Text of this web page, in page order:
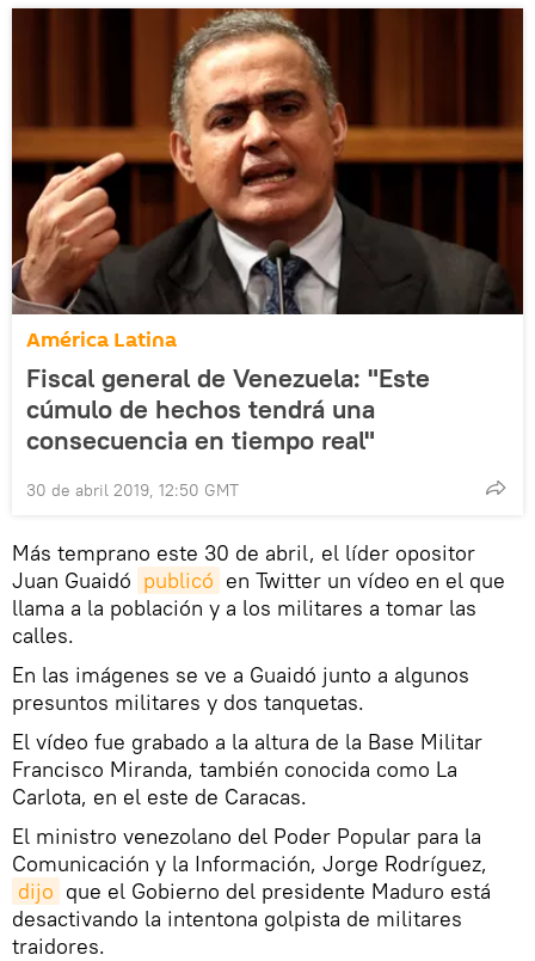
América Latina
Fiscal general de Venezuela: "Este
cúmulo de hechos tendrá una
consecuencia en tiempo real"
30 de abril 2019, 12:50 GMT
Más temprano este 30 de abril, el líder opositor
Juan Guaidó publicó en Twitter un vídeo en el que
llama a la población y a los militares a tomar las
calles.
En las imágenes se ve a Guaidó junto a algunos
presuntos militares y dos tanquetas.
El vídeo fue grabado a la altura de la Base Militar
Francisco Miranda, también conocida como La
Carlota, en el este de Caracas.
El ministro venezolano del Poder Popular para la
Comunicación y la Información, Jorge Rodríguez,
dijo que el Gobierno del presidente Maduro está
desactivando la intentona golpista de militares
traidores.